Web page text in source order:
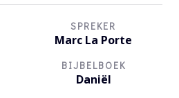
SPREKER
Marc La Porte
BIJBELBOEK
Daniël